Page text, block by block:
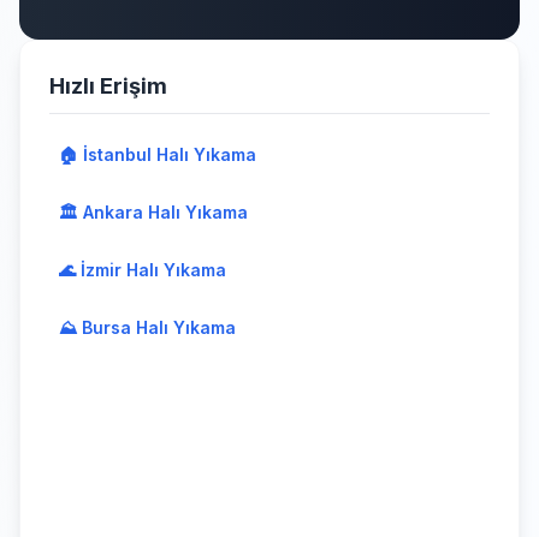
Hızlı Erişim
🏠 İstanbul Halı Yıkama
🏛️ Ankara Halı Yıkama
🌊 İzmir Halı Yıkama
⛰️ Bursa Halı Yıkama